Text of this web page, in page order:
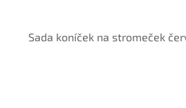
Sada koníček na stromeček